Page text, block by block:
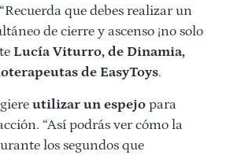
que debes realizar un
de cierre y ascenso ¡no solo
Lucía Viturro, de Dinamia,
de EasyToys.
utilizar un espejo para
“Así podrás ver cómo la
los segundos que